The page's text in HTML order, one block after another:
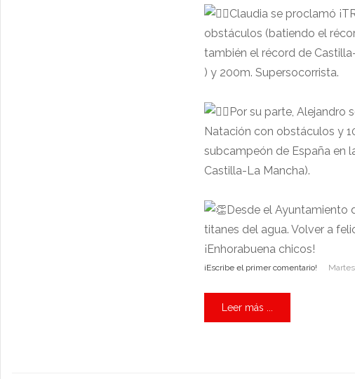
Claudia se proclamó
obstáculos (batiendo el
también el récord de
) y 200m. Supersocorrista.
Por su parte, Alejandro
Natación con obstáculos y
subcampeón de España en
Castilla-La Mancha).
Desde el Ayuntamiento
titanes del agua. Volver a
¡Enhorabuena chicos!
¡Escribe el primer comentario!
Leer más ...